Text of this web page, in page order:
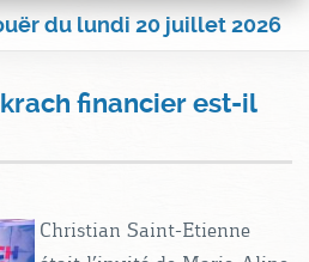
du lundi 20 juillet 2026
financier est-il
Christian Saint-Etienne